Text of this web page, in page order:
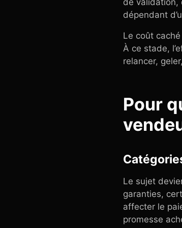
de validation,
dépendant
Le coût
À ce stade,
relancer,
Pour
Le sujet
garanties,
affecter le
promesse